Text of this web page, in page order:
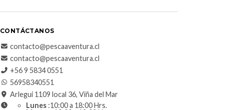
CONTÁCTANOS
contacto@pescaaventura.cl
contacto@pescaaventura.cl
+56 9 5834 0551
56958340551
Arlegui 1109 local 36, Viña del Mar
Lunes :10:00 a 18:00 Hrs.